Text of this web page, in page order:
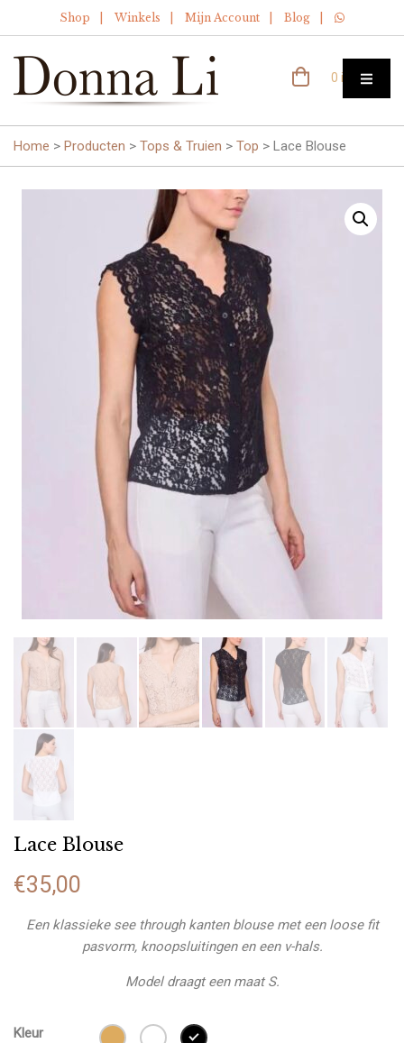
Shop Winkels Mijn Account Blog
0 items
Home > Producten > Tops & Truien > Top > Lace Blouse
Lace Blouse
€35,00
Een klassieke see through kanten blouse met een loose fit
pasvorm, knoopsluitingen en een v-hals.
Model draagt een maat S.
Kleur